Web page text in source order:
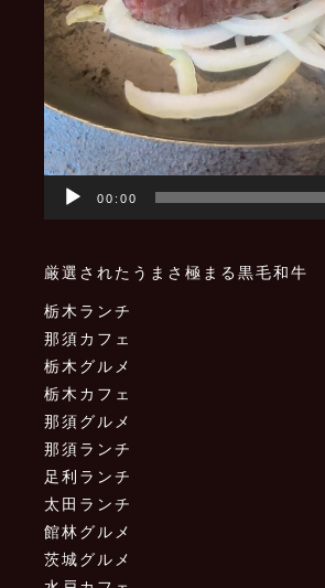
00:00
厳選されたうまさ極まる黒毛和牛
栃木ランチ
那須カフェ
栃木グルメ
栃木カフェ
那須グルメ
那須ランチ
足利ランチ
太田ランチ
館林グルメ
茨城グルメ